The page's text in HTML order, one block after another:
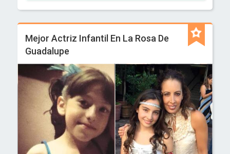
Mejor Actriz Infantil En La Rosa De
Guadalupe